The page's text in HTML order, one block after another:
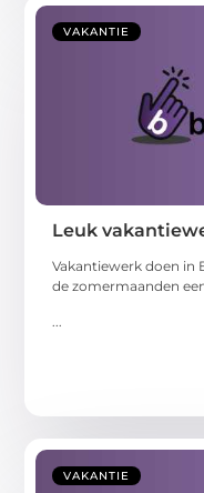
VAKANTIE
Leuk
Vakantiewerk doen in
de zomermaanden
VAKANTIE